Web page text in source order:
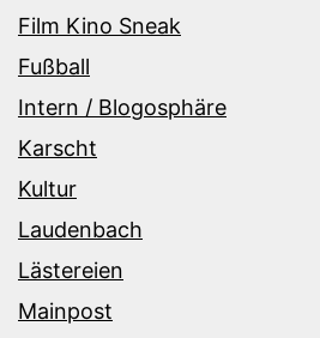
Film Kino Sneak
Fußball
Intern / Blogosphäre
Karscht
Kultur
Laudenbach
Lästereien
Mainpost